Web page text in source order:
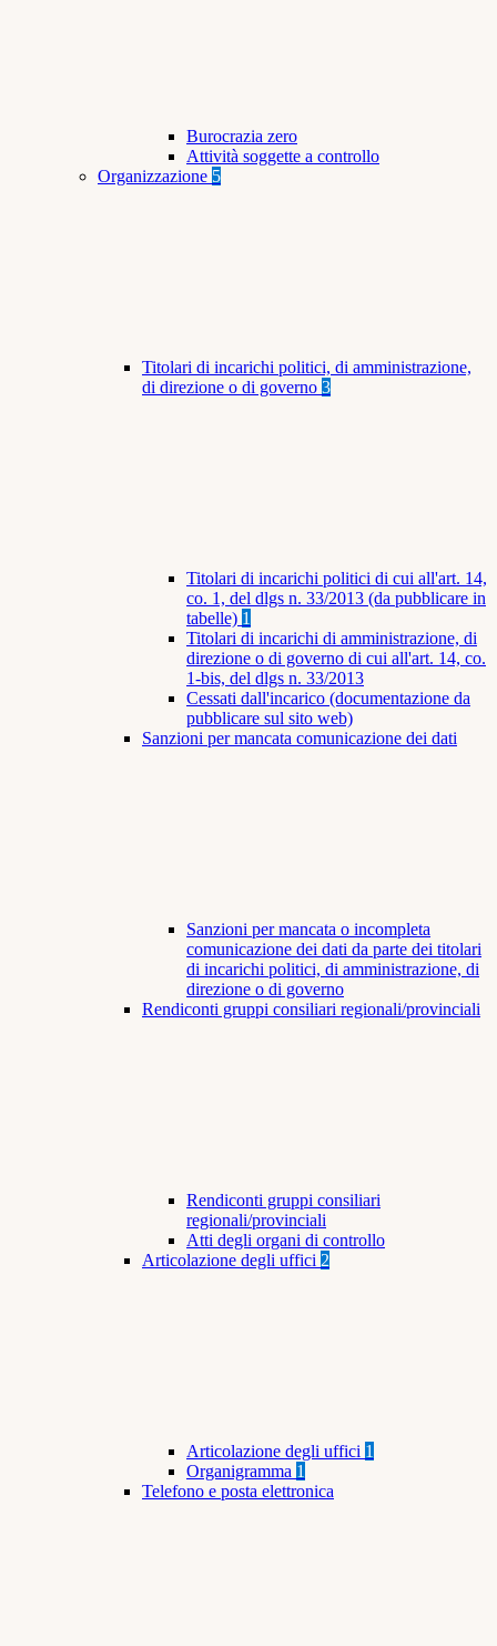
Burocrazia zero
Attività soggette a controllo
Organizzazione 5
Titolari di incarichi politici, di amministrazione,
di direzione o di governo 3
Titolari di incarichi politici di cui all'art. 14,
co. 1, del dlgs n. 33/2013 (da pubblicare in
tabelle) 1
Titolari di incarichi di amministrazione, di
direzione o di governo di cui all'art. 14, co.
1-bis, del dlgs n. 33/2013
Cessati dall'incarico (documentazione da
pubblicare sul sito web)
Sanzioni per mancata comunicazione dei dati
Sanzioni per mancata o incompleta
comunicazione dei dati da parte dei titolari
di incarichi politici, di amministrazione, di
direzione o di governo
Rendiconti gruppi consiliari regionali/provinciali
Rendiconti gruppi consiliari
regionali/provinciali
Atti degli organi di controllo
Articolazione degli uffici 2
Articolazione degli uffici 1
Organigramma 1
Telefono e posta elettronica